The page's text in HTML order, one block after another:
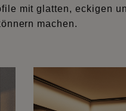
mit glatten, eckigen
machen.